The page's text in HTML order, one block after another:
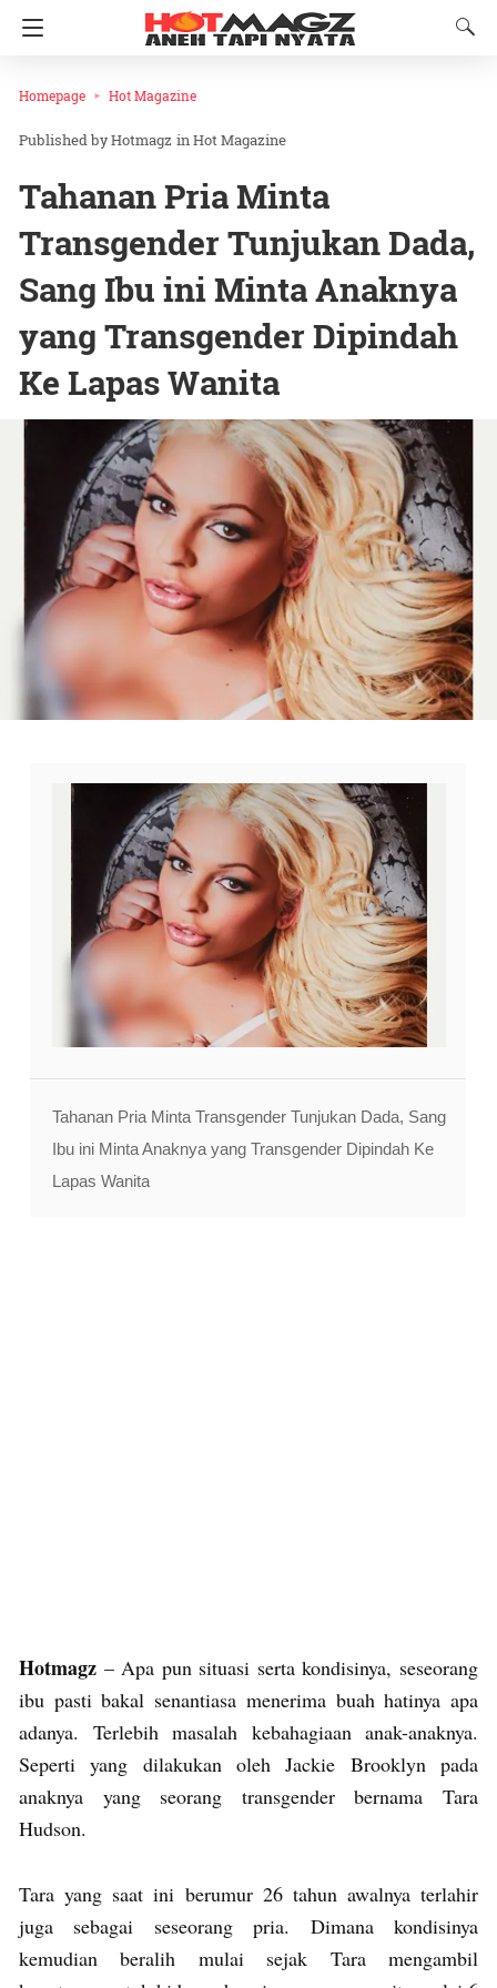
Homepage Hot Magazine
Hotmagz inHot Magazine
Tahanan Pria Minta
Transgender Tunjukan Dada,
Sang Ibu ini Minta Anaknya
yang Transgender Dipindah
Ke Lapas Wanita
Tahanan Pria Minta Transgender Tunjukan Dada, Sang
Ibu ini Minta Anaknya yang Transgender Dipindah Ke
Lapas Wanita
Hotmagz – Apa pun situasi serta kondisinya, seseorang
ibu pasti bakal senantiasa menerima buah hatinya apa
adanya. Terlebih masalah kebahagiaan anak-anaknya.
Seperti yang dilakukan oleh Jackie Brooklyn pada
anaknya yang seorang transgender bernama Tara
Hudson.
Tara yang saat ini berumur 26 tahun awalnya terlahir
juga sebagai seseorang pria. Dimana kondisinya
kemudian beralih mulai sejak Tara mengambil